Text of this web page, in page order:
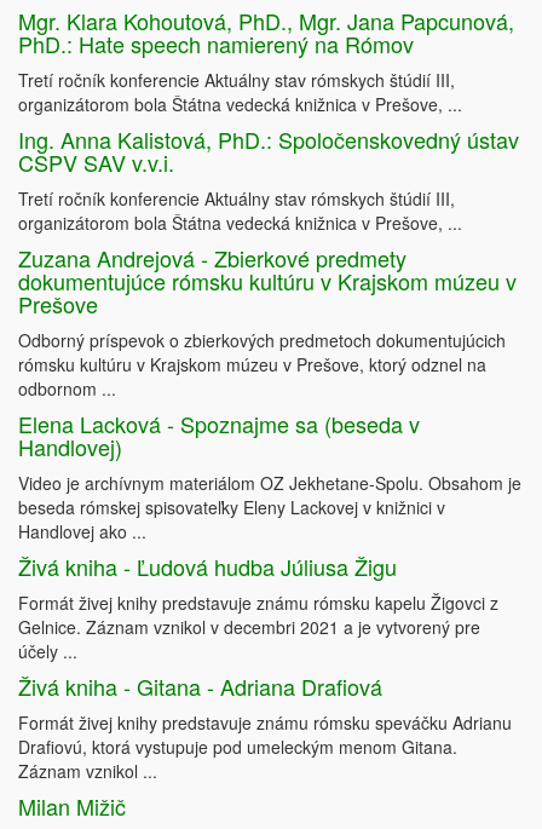
Mgr. Klara Kohoutová, PhD., Mgr. Jana Papcunová,
PhD.: Hate speech namierený na Rómov
Tretí ročník konferencie Aktuálny stav rómskych štúdií III,
organizátorom bola Štátna vedecká knižnica v Prešove, ...
Ing. Anna Kalistová, PhD.: Spoločenskovedný ústav
CSPV SAV v.v.i.
Tretí ročník konferencie Aktuálny stav rómskych štúdií III,
organizátorom bola Štátna vedecká knižnica v Prešove, ...
Zuzana Andrejová - Zbierkové predmety
dokumentujúce rómsku kultúru v Krajskom múzeu v
Prešove
Odborný príspevok o zbierkových predmetoch dokumentujúcich
rómsku kultúru v Krajskom múzeu v Prešove, ktorý odznel na
odbornom ...
Elena Lacková - Spoznajme sa (beseda v
Handlovej)
Video je archívnym materiálom OZ Jekhetane-Spolu. Obsahom je
beseda rómskej spisovateľky Eleny Lackovej v knižnici v
Handlovej ako ...
Živá kniha - Ľudová hudba Júliusa Žigu
Formát živej knihy predstavuje známu rómsku kapelu Žigovci z
Gelnice. Záznam vznikol v decembri 2021 a je vytvorený pre
účely ...
Živá kniha - Gitana - Adriana Drafiová
Formát živej knihy predstavuje známu rómsku speváčku Adrianu
Drafiovú, ktorá vystupuje pod umeleckým menom Gitana.
Záznam vznikol ...
Milan Mižič